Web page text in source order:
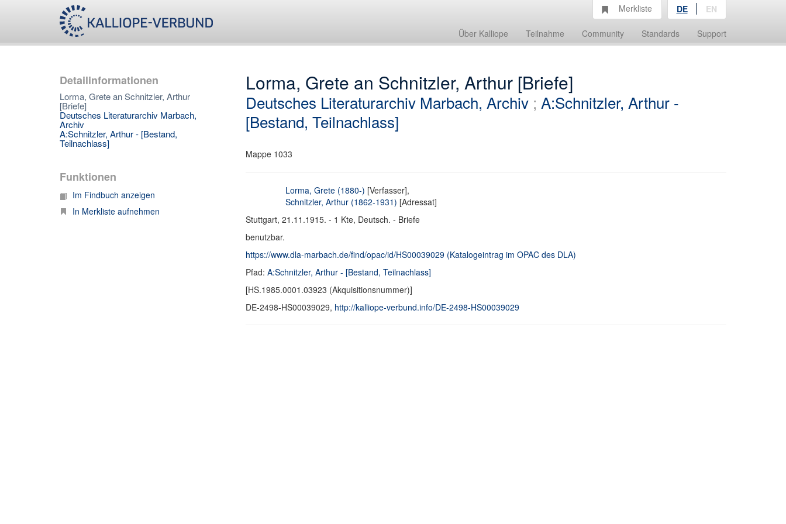
Über Kalliope Teilnahme Community Standards Support
Merkliste DE EN
Detailinformationen
Lorma, Grete an Schnitzler, Arthur
[Briefe]
Deutsches Literaturarchiv Marbach,
Archiv
A:Schnitzler, Arthur - [Bestand,
Teilnachlass]
Funktionen
Im Findbuch anzeigen
In Merkliste aufnehmen
Lorma, Grete an Schnitzler, Arthur [Briefe]
Deutsches Literaturarchiv Marbach, Archiv; A:Schnitzler, Arthur -
[Bestand, Teilnachlass]
Mappe 1033
Lorma, Grete (1880-) [Verfasser],
Schnitzler, Arthur (1862-1931) [Adressat]
Stuttgart, 21.11.1915. - 1 Kte, Deutsch. - Briefe
benutzbar.
https://www.dla-marbach.de/find/opac/id/HS00039029 (Katalogeintrag im OPAC des DLA)
Pfad: A:Schnitzler, Arthur - [Bestand, Teilnachlass]
[HS.1985.0001.03923 (Akquisitionsnummer)]
DE-2498-HS00039029, http://kalliope-verbund.info/DE-2498-HS00039029